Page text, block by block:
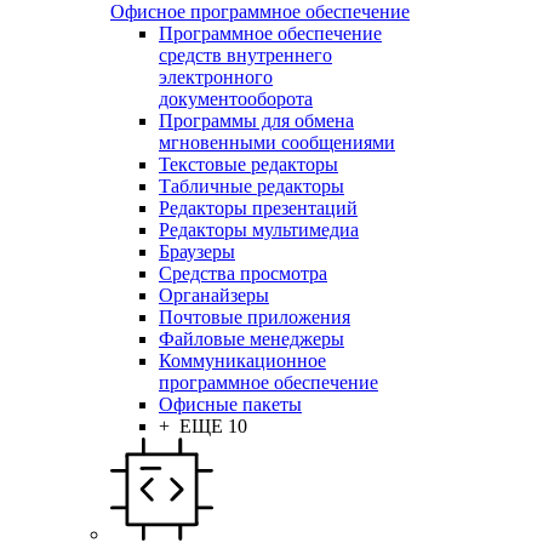
Офисное программное обеспечение
Программное обеспечение
средств внутреннего
электронного
документооборота
Программы для обмена
мгновенными сообщениями
Текстовые редакторы
Табличные редакторы
Редакторы презентаций
Редакторы мультимедиа
Браузеры
Средства просмотра
Органайзеры
Почтовые приложения
Файловые менеджеры
Коммуникационное
программное обеспечение
Офисные пакеты
+ ЕЩЕ 10